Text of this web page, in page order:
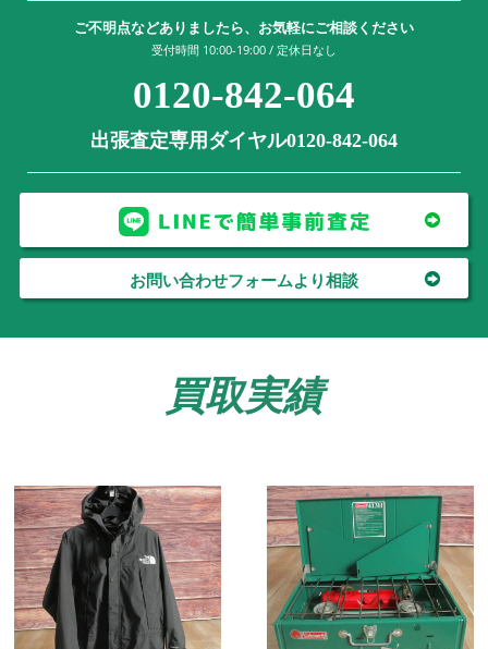
ご不明点などありましたら、お気軽にご相談ください
受付時間 10:00-19:00 / 定休日なし
0120-842-064
出張査定専用ダイヤル0120-842-064
お問い合わせフォームより相談
買取実績